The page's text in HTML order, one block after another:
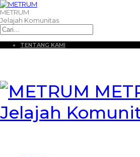
METRUM
Jelajah Komunitas
TENTANG KAMI
Jelajah